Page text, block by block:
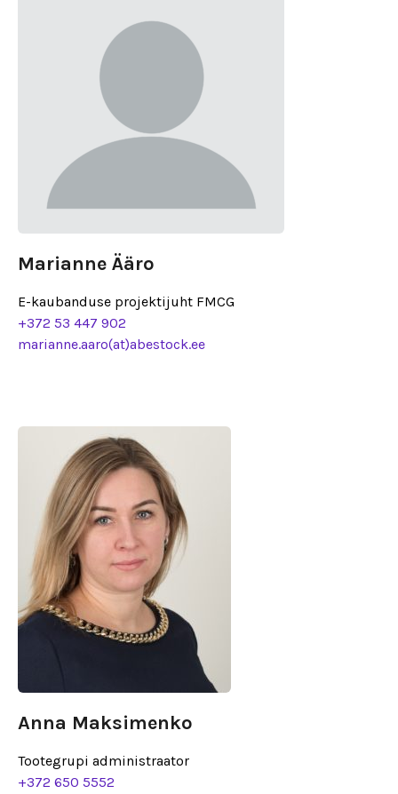
Marianne Ääro
E-kaubanduse projektijuht FMCG
+372 53 447 902
marianne.aaro(at)abestock.ee
Anna Maksimenko
Tootegrupi administraator
+372 650 5552